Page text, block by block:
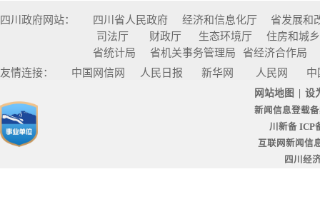
四川政府网站： 四川省人民政府 经济和信息化厅
省发展和
司法厅
财政厅 生态环境厅
住房和城
省统计局
省机关事务管理局
省经济合作局
友情连接：
中国网信网 人民日报 新华网 人民网 中
网站地图 | 设
新闻信息登载
川新备 ICP
互联网新闻信
四川经